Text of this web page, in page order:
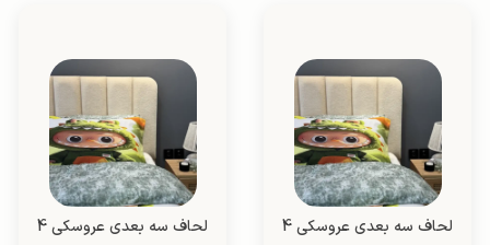
لحاف سه بعدی عروسکی 4
لحاف سه بعدی عروسکی 4